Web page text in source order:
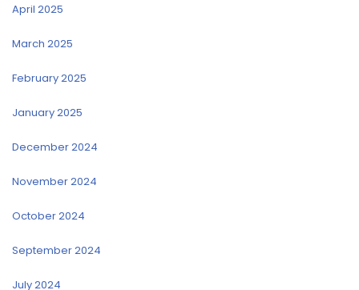
April 2025
March 2025
February 2025
January 2025
December 2024
November 2024
October 2024
September 2024
July 2024